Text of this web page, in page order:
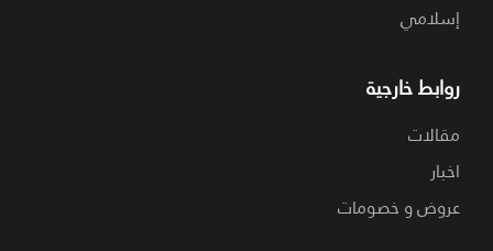
إسلامي
روابط خارجية
مقالات
اخبار
عروض و خصومات